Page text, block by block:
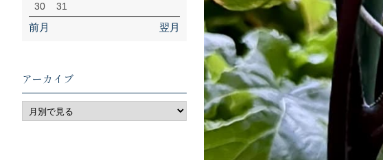
30
31
前月 翌月
アーカイブ